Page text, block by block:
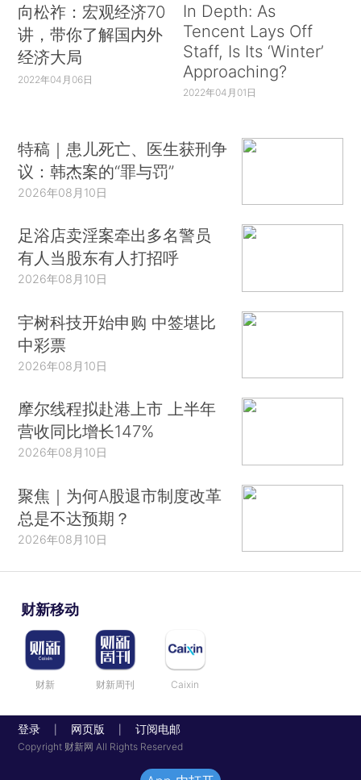
向松祚：宏观经济70
讲，带你了解国内外
经济大局
2022年04月06日
In Depth: As
Tencent Lays Off
Staff, Is Its ‘Winter’
Approaching?
2022年04月01日
特稿｜患儿死亡、医生获刑争
议：韩杰案的“罪与罚”
2026年08月10日
足浴店卖淫案牵出多名警员
有人当股东有人打招呼
2026年08月10日
宇树科技开始申购 中签堪比
中彩票
2026年08月10日
摩尔线程拟赴港上市 上半年
营收同比增长147%
2026年08月10日
聚焦｜为何A股退市制度改革
总是不达预期？
2026年08月10日
财新移动
财新 财新周刊 Caixin
登录 网页版 订阅电邮
Copyright 财新网 All Rights Reserved